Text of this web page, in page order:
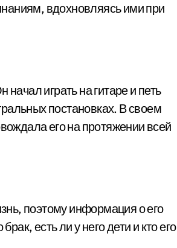
вдохновляясь ими при
играть на гитаре и петь
постановках. В своем
его на протяжении всей
поэтому информация о его
есть ли у него дети и кто его